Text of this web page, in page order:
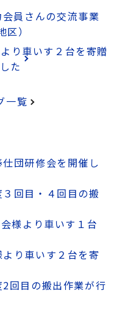
員さんの交流事業
区）
り車いす２台を寄贈
た
一覧
団研修会を開催し
回目・４回目の搬
様より車いす１台
り車いす２台を寄
回目の搬出作業が行